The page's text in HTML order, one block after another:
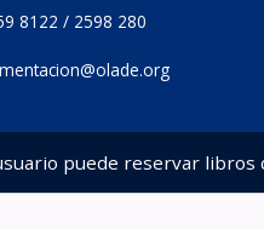
8122 / 2598 280
puede reservar